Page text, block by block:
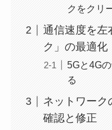
クをクリ
通信速度を左
ク」の最適化
5Gと4G
る
ネットワーク
確認と修正